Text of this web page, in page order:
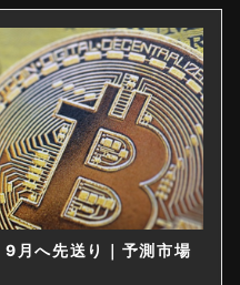
月へ先送り｜予測市場